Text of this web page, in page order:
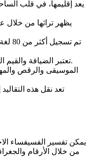
يعد إقليمها، في قلب
يظهر تراثها من خلال
تم
تعتبر الضيافة والقيم المجتمعية أعمدة اجتماعية أساسية.
الموسيقى والرقص
تعد نقل هذه
يمكن تفسير الفسيفساء
من خلال الأرقام